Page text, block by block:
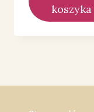
koszyka